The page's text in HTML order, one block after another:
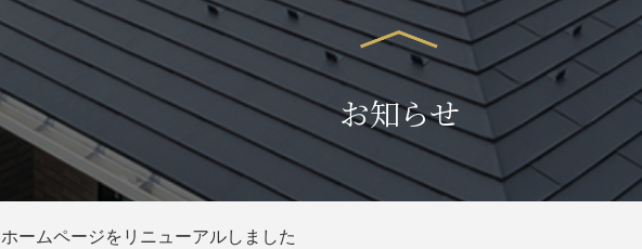
お知らせ
ホームページをリニューアルしました